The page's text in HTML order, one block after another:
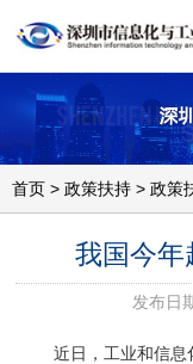
首页 > 政策扶持 > 政策
我国今年
发布日
近日，工业和信